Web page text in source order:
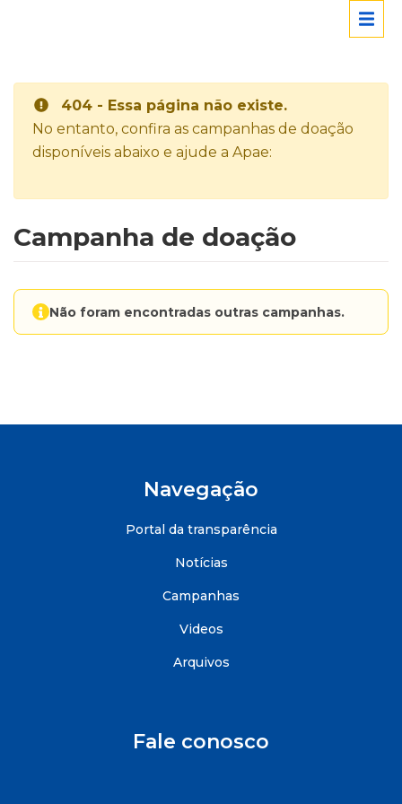
404 - Essa página não existe.
No entanto, confira as campanhas de doação
disponíveis abaixo e ajude a Apae:
Campanha de doação
Não foram encontradas outras campanhas.
Navegação
Portal da transparência
Notícias
Campanhas
Videos
Arquivos
Fale conosco